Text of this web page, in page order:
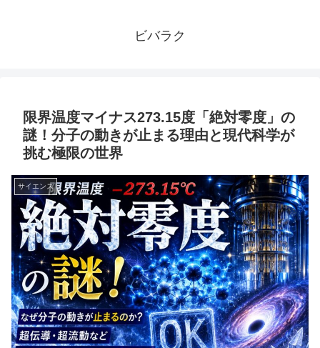
ビバラク
限界温度マイナス273.15度「絶対零度」の
謎！分子の動きが止まる理由と現代科学が
挑む極限の世界
サイエンス